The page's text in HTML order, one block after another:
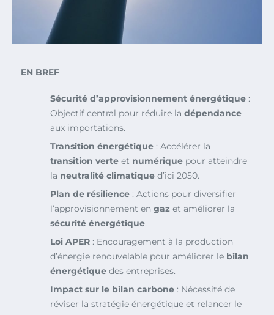
EN BREF
Sécurité d’approvisionnement énergétique :
Objectif central pour réduire la dépendance
aux importations.
Transition énergétique : Accélérer la
transition verte et numérique pour atteindre
la neutralité climatique d’ici 2050.
Plan de résilience : Actions pour diversifier
l’approvisionnement en gaz et améliorer la
sécurité énergétique.
Loi APER : Encouragement à la production
d’énergie renouvelable pour améliorer le bilan
énergétique des entreprises.
Impact sur le bilan carbone : Nécessité de
réviser la stratégie énergétique et relancer le